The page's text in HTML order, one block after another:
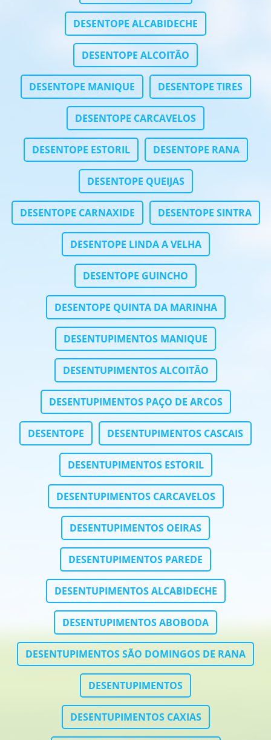
DESENTOPE ALCABIDECHE
DESENTOPE ALCOITÃO
DESENTOPE MANIQUE DESENTOPE TIRES
DESENTOPE CARCAVELOS
DESENTOPE ESTORIL DESENTOPE RANA
DESENTOPE QUEIJAS
DESENTOPE CARNAXIDE DESENTOPE SINTRA
DESENTOPE LINDA A VELHA
DESENTOPE GUINCHO
DESENTOPE QUINTA DA MARINHA
DESENTUPIMENTOS MANIQUE
DESENTUPIMENTOS ALCOITÃO
DESENTUPIMENTOS PAÇO DE ARCOS
DESENTOPE DESENTUPIMENTOS CASCAIS
DESENTUPIMENTOS ESTORIL
DESENTUPIMENTOS CARCAVELOS
DESENTUPIMENTOS OEIRAS
DESENTUPIMENTOS PAREDE
DESENTUPIMENTOS ALCABIDECHE
DESENTUPIMENTOS ABOBODA
DESENTUPIMENTOS SÃO DOMINGOS DE RANA
DESENTUPIMENTOS
DESENTUPIMENTOS CAXIAS